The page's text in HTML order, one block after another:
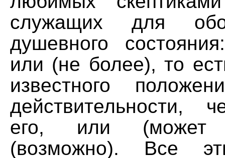
служащих для
душевного
или (не более), то
известного
действительности,
его, или
(возможно). Все